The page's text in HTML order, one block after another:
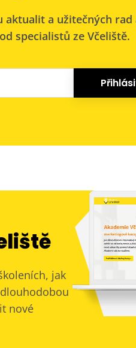
aktualit a užitečných rad
specialistů ze Včeliště.
jak
nové